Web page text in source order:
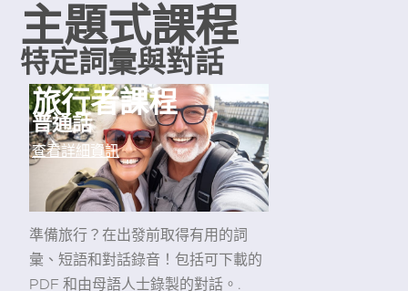
主題式課程
特定詞彙與對話
旅行者課程
普通話
查看詳細資訊
準備旅行？在出發前取得有用的詞
彙、短語和對話錄音！包括可下載的
PDF 和由母語人士錄製的對話。.